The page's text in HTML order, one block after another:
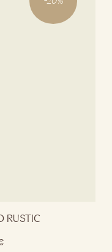
RUSTIC